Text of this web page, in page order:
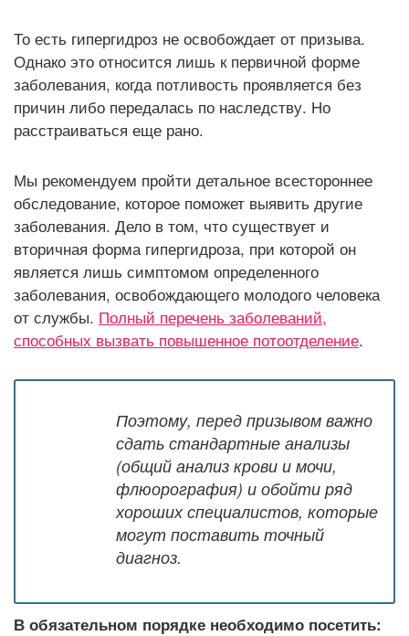
То есть гипергидроз не освобождает от призыва.
Однако это относится лишь к первичной форме
заболевания, когда потливость проявляется без
причин либо передалась по наследству. Но
расстраиваться еще рано.
Мы рекомендуем пройти детальное всестороннее
обследование, которое поможет выявить другие
заболевания. Дело в том, что существует и
вторичная форма гипергидроза, при которой он
является лишь симптомом определенного
заболевания, освобождающего молодого человека
от службы. Полный перечень заболеваний,
способных вызвать повышенное потоотделение.
Поэтому, перед призывом важно
сдать стандартные анализы
(общий анализ крови и мочи,
флюорография) и обойти ряд
хороших специалистов, которые
могут поставить точный
диагноз.
В обязательном порядке необходимо посетить: